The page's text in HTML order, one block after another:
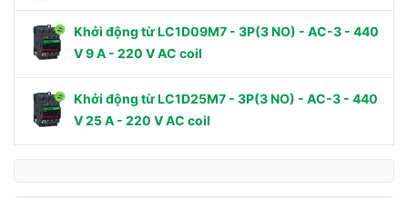
Khởi động từ LC1D09M7 - 3P(3 NO) - AC-3 - 440
V 9 A - 220 V AC coil
Khởi động từ LC1D25M7 - 3P(3 NO) - AC-3 - 440
V 25 A - 220 V AC coil